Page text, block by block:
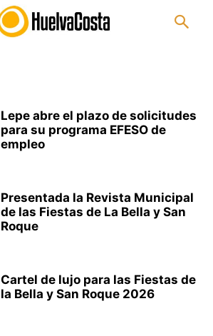
Lepe abre el plazo de solicitudes
para su programa EFESO de
empleo
Presentada la Revista Municipal
de las Fiestas de La Bella y San
Roque
Cartel de lujo para las Fiestas de
la Bella y San Roque 2026